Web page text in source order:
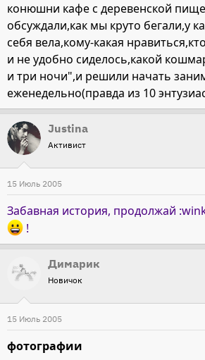
конюшни кафе с деревенской
обсуждали,как мы круто бегали,у
себя вела,кому-какая
и не удобно сиделось,какой
и три ночи",и решили начать
еженедельно(правда из 10
Justina
Активист
15 Июль 2005
Забавная история, продолжай
!
Димарик
Новичок
15 Июль 2005
фотографии